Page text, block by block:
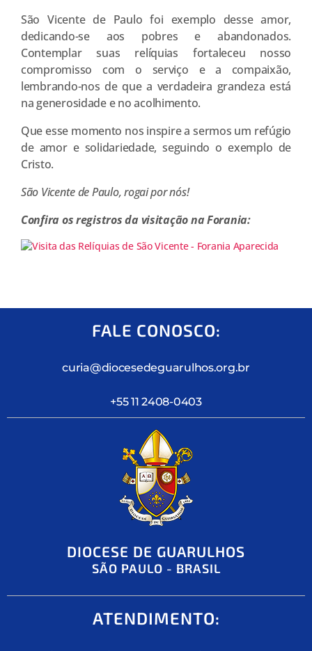
São Vicente de Paulo foi exemplo desse amor,
dedicando-se aos pobres e abandonados.
Contemplar suas relíquias fortaleceu nosso
compromisso com o serviço e a compaixão,
lembrando-nos de que a verdadeira grandeza está
na generosidade e no acolhimento.
Que esse momento nos inspire a sermos um refúgio
de amor e solidariedade, seguindo o exemplo de
Cristo.
São Vicente de Paulo, rogai por nós!
Confira os registros da visitação na Forania:
FALE CONOSCO:
curia@diocesedeguarulhos.org.br
+55 11 2408-0403
DIOCESE DE GUARULHOS
SÃO PAULO - BRASIL
ATENDIMENTO: